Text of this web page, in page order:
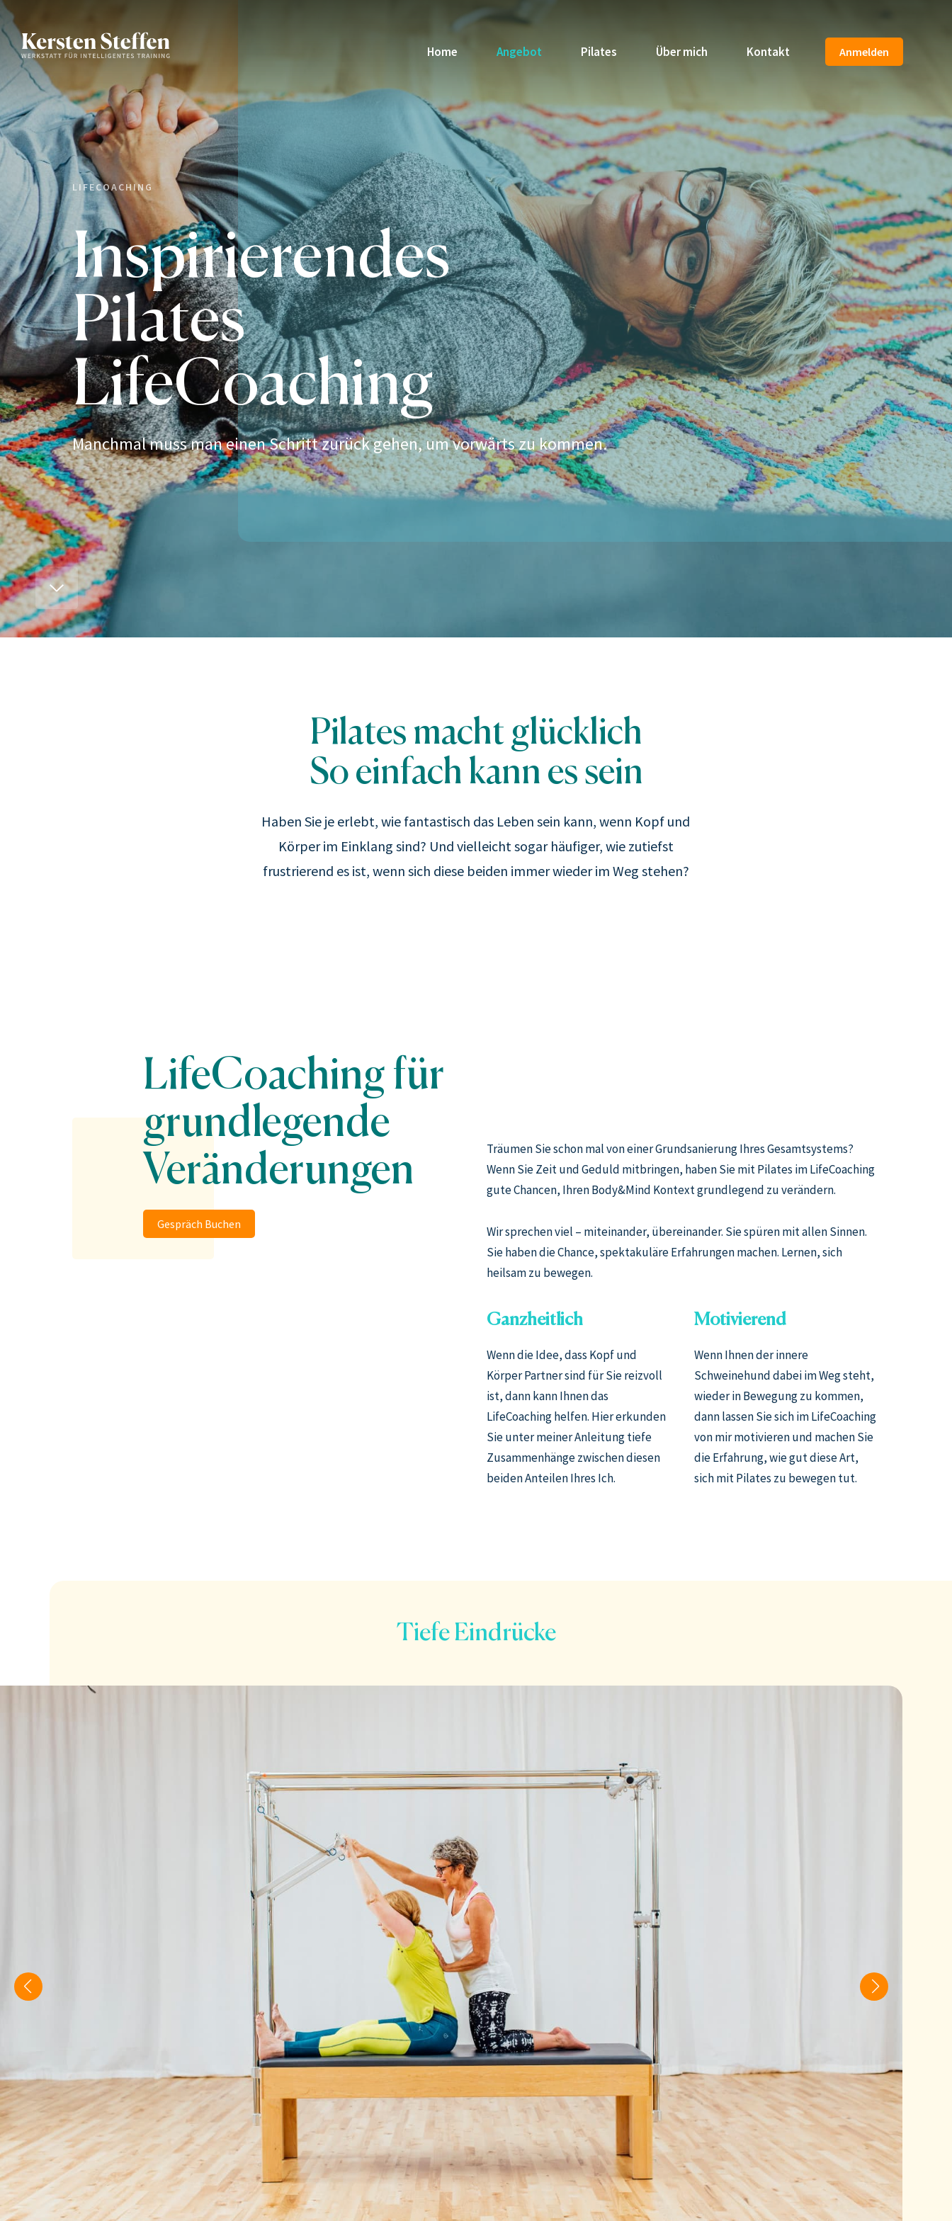
Home Angebot Pilates Über mich Kontakt Anmelden
LIFECOACHING
Inspirierendes
Pilates
LifeCoaching
Manchmal muss man einen Schritt zurück gehen, um vorwärts zu kommen.
Pilates macht glücklich
So einfach kann es sein
Haben Sie je erlebt, wie fantastisch das Leben sein kann, wenn Kopf und
Körper im Einklang sind? Und vielleicht sogar häufiger, wie zutiefst
frustrierend es ist, wenn sich diese beiden immer wieder im Weg stehen?
LifeCoaching für
grundlegende
Veränderungen
Gespräch Buchen
Träumen Sie schon mal von einer Grundsanierung Ihres Gesamtsystems?
Wenn Sie Zeit und Geduld mitbringen, haben Sie mit Pilates im LifeCoaching
gute Chancen, Ihren Body&Mind Kontext grundlegend zu verändern.
Wir sprechen viel – miteinander, übereinander. Sie spüren mit allen Sinnen.
Sie haben die Chance, spektakuläre Erfahrungen machen. Lernen, sich
heilsam zu bewegen.
Ganzheitlich
Wenn die Idee, dass Kopf und
Körper Partner sind für Sie reizvoll
ist, dann kann Ihnen das
LifeCoaching helfen. Hier erkunden
Sie unter meiner Anleitung tiefe
Zusammenhänge zwischen diesen
beiden Anteilen Ihres Ich.
Motivierend
Wenn Ihnen der innere
Schweinehund dabei im Weg steht,
wieder in Bewegung zu kommen,
dann lassen Sie sich im LifeCoaching
von mir motivieren und machen Sie
die Erfahrung, wie gut diese Art,
sich mit Pilates zu bewegen tut.
Tiefe Eindrücke